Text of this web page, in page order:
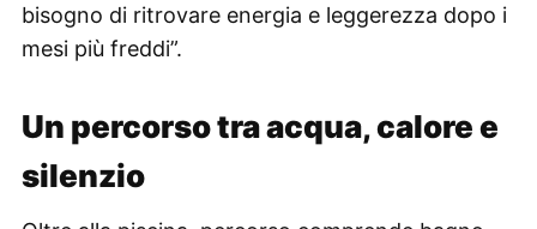
bisogno di ritrovare energia e leggerezza dopo i
mesi più freddi”.
Un percorso tra acqua, calore e
silenzio